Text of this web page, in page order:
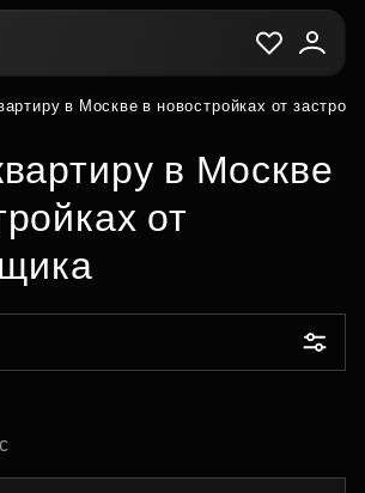
в Москве в новостройках от
в Москве
от